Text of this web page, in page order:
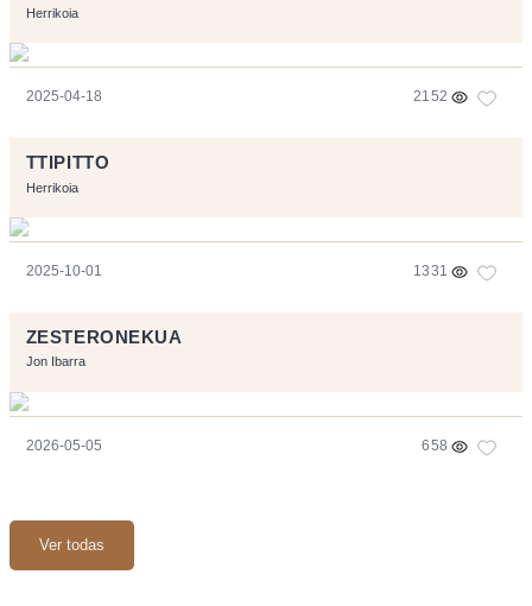
Herrikoia
2025-04-18 2152
TTIPITTO
Herrikoia
2025-10-01 1331
ZESTERONEKUA
Jon Ibarra
2026-05-05 658
Ver todas